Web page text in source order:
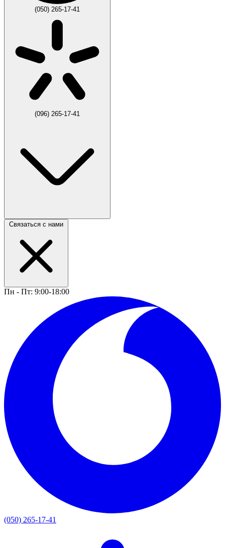
(050) 265-17-41
(096) 265-17-41
Связаться с нами
Пн - Пт: 9:00-18:00
(050) 265-17-41